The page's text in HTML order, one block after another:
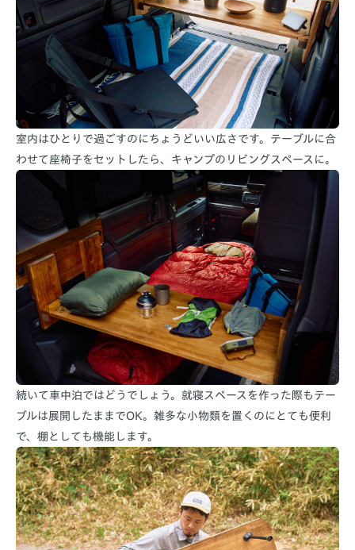
室内はひとりで過ごすのにちょうどいい広さです。テーブルに合
わせて座椅子をセットしたら、キャンプのリビングスペースに。
続いて車中泊ではどうでしょう。就寝スペースを作った際もテー
ブルは展開したままでOK。雑多な小物類を置くのにとても便利
で、棚としても機能します。